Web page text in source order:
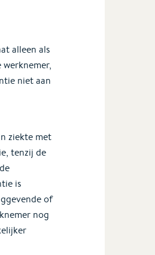
alleen als
niet aan
ziekte met
tenzij de
is
of
nog